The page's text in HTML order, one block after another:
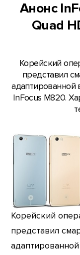
Анонс
Quad
Корейский
представил
адаптированной
InFocus M820.
Корейский
представил